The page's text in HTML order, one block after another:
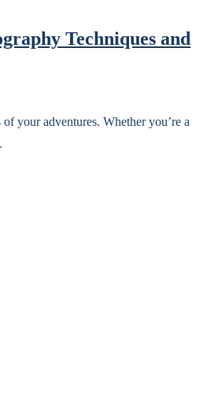
Techniques and
your adventures. Whether you’re a